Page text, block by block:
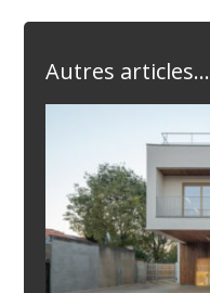
Autres articles...